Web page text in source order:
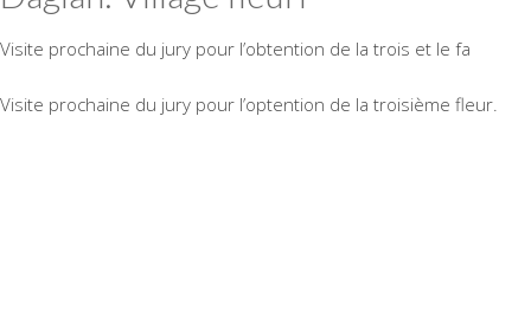
Visite prochaine du jury pour l’obtention de la trois et le fa
Visite prochaine du jury pour l’optention de la troisième fleur.